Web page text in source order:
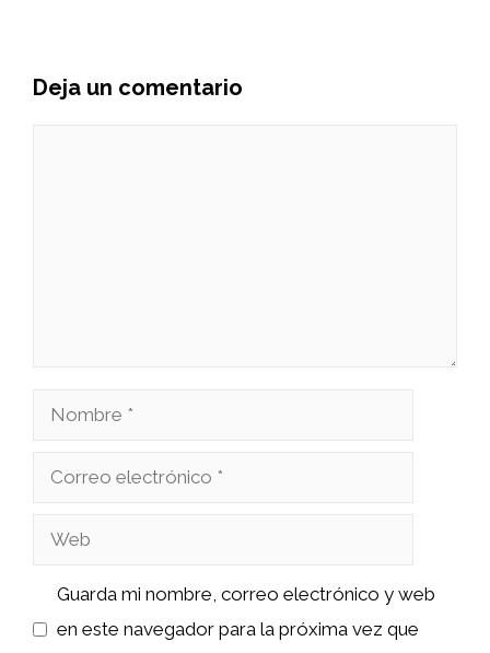
Deja un comentario
Nombre
Correo
Web
Guarda mi nombre, correo electrónico y web
en este navegador para la próxima vez que